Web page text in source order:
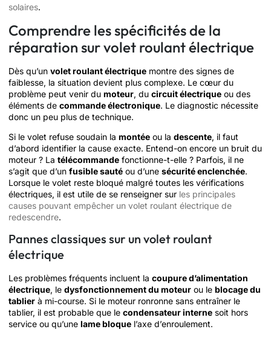
solaires.
Comprendre les spécificités de la
réparation sur volet roulant électrique
Dès qu’un volet roulant électrique montre des signes de
faiblesse, la situation devient plus complexe. Le cœur du
problème peut venir du moteur, du circuit électrique ou des
éléments de commande électronique. Le diagnostic nécessite
donc un peu plus de technique.
Si le volet refuse soudain la montée ou la descente, il faut
d’abord identifier la cause exacte. Entend-on encore un bruit du
moteur ? La télécommande fonctionne-t-elle ? Parfois, il ne
s’agit que d’un fusible sauté ou d’une sécurité enclenchée.
Lorsque le volet reste bloqué malgré toutes les vérifications
électriques, il est utile de se renseigner sur les principales
causes pouvant empêcher un volet roulant électrique de
redescendre.
Pannes classiques sur un volet roulant
électrique
Les problèmes fréquents incluent la coupure d’alimentation
électrique, le dysfonctionnement du moteur ou le blocage du
tablier à mi-course. Si le moteur ronronne sans entraîner le
tablier, il est probable que le condensateur interne soit hors
service ou qu’une lame bloque l’axe d’enroulement.